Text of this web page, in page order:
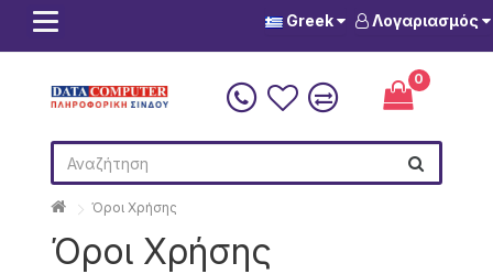
Greek Λογαριασμός
0
Όροι Χρήσης
Όροι Χρήσης